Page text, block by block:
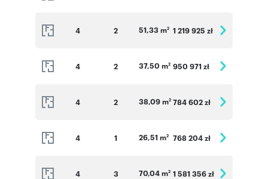
4 2 51,33 m2 1 219 925 zł
4 2 37,50 m2 950 971 zł
4 2 38,09 m2 784 602 zł
4 1 26,51 m2 768 204 zł
4 3 70,04 m2 1 581 356 zł